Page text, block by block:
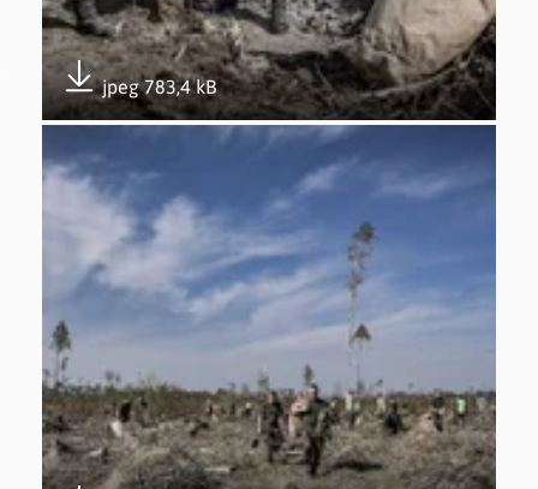
jpeg 783,4 kB
Pobierz załącznik
Otwórz załącznik Udział w akcji #sadziMy – 26.04.2019